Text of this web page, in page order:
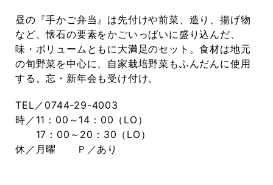
昼の『手かご弁当』は先付けや前菜、造り、揚げ物
など、懐石の要素をかごいっぱいに盛り込んだ、
味・ボリュームともに大満足のセット。食材は地元
の旬野菜を中心に、自家栽培野菜もふんだんに使用
する。忘・新年会も受け付け。
TEL／0744-29-4003
時／11：00～14：00（LO）
17：00～20：30（LO）
休／月曜 Ｐ／あり